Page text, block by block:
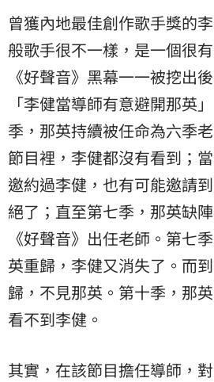
曾獲內地最佳創作歌手獎的
般歌手很不一樣，是一個很
《好聲音》黑幕一一被挖出
「李健當導師有意避開那英
季，那英持續被任命為六季
節目裡，李健都沒有看到；
邀約過李健，也有可能邀請
絕了；直至第七季，那英缺
《好聲音》出任老師。第七
英重歸，李健又消失了。而
歸，不見那英。第十季，那
看不到李健。
其實，在該節目擔任導師，